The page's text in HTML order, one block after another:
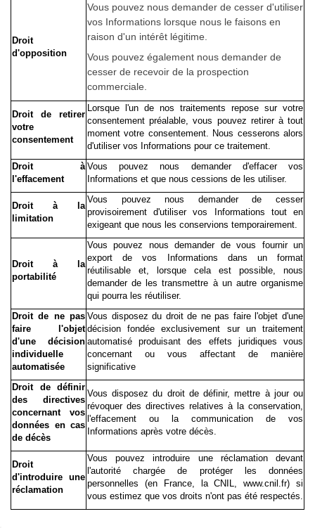
Droit
d'opposition
Vous pouvez nous demander de cesser d'utiliser
vos Informations lorsque nous le faisons en
raison d'un intérêt légitime.
Vous pouvez également nous demander de
cesser de recevoir de la prospection
commerciale.
Droit de retirer
votre
consentement
Lorsque l'un de nos traitements repose sur votre
consentement préalable, vous pouvez retirer à tout
moment votre consentement.
Nous cesserons alors
d'utiliser vos Informations pour ce traitement.
Droit à
l'effacement
Vous pouvez nous demander d'effacer vos
Informations et que nous cessions de les utiliser.
Droit à la
limitation
Vous pouvez nous demander de cesser
provisoirement d'utiliser vos Informations tout en
exigeant que nous les conservions temporairement.
Droit à la
portabilité
Vous pouvez nous demander de vous fournir un
export de vos Informations dans un format
réutilisable et, lorsque cela est possible, nous
demander de les transmettre à un autre organisme
qui pourra les réutiliser.
Droit de ne pas
faire l'objet
d'une décision
individuelle
automatisée
Vous disposez du droit de ne pas faire l'objet d'une
décision fondée exclusivement sur un traitement
automatisé produisant des effets juridiques vous
concernant ou vous affectant de manière
significative
Droit de définir
des directives
concernant vos
données en cas
de décès
Vous disposez du droit de définir, mettre à jour ou
révoquer des directives relatives à la conservation,
l'effacement ou la communication de vos
Informations après votre décès.
Droit
d'introduire une
réclamation
Vous pouvez introduire une réclamation devant
l'autorité chargée de protéger les données
personnelles (en France, la CNIL, www.cnil.fr) si
vous estimez que vos droits n'ont pas été respectés.